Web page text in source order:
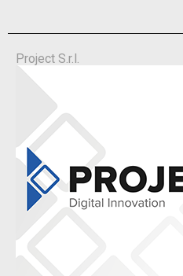
Project S.r.l.